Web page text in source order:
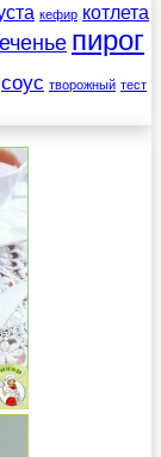
кефир котлета
пирог
соус творожный тест